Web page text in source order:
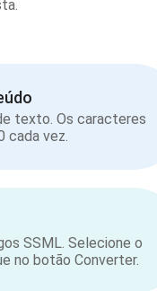
texto. Os caracteres
cada vez.
SSML. Selecione o
no botão Converter.